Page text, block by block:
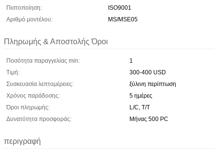
Πιστοποίηση:
ISO9001
Αριθμό μοντέλου:
MS/MSE05
Πληρωμής & Αποστολής Όροι
Ποσότητα παραγγελίας min:
1
Τιμή:
300-400 USD
Συσκευασία λεπτομέρειες:
ξύλινη περίπτωση
Χρόνος παράδοσης:
5 ημέρες
Όροι πληρωμής:
L/C, T/T
Δυνατότητα προσφοράς:
Μήνας 500 PC
περιγραφή